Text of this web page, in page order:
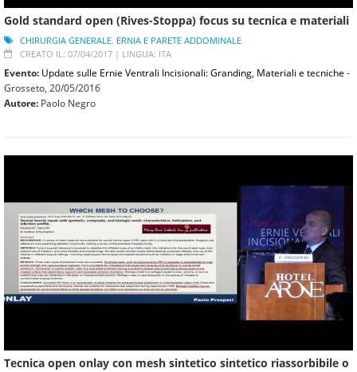
Gold standard open (Rives-Stoppa) focus su tecnica e materiali
CHIRURGIA GENERALE ERNIA E PARETE ADDOMINALE
CREATO IL: 07/04/2017 | LINGUA: ITA
Evento: Update sulle Ernie Ventrali Incisionali: Granding, Materiali e tecniche -
Grosseto, 20/05/2016
Autore: Paolo Negro
Tecnica open onlay con mesh sintetico sintetico riassorbibile o